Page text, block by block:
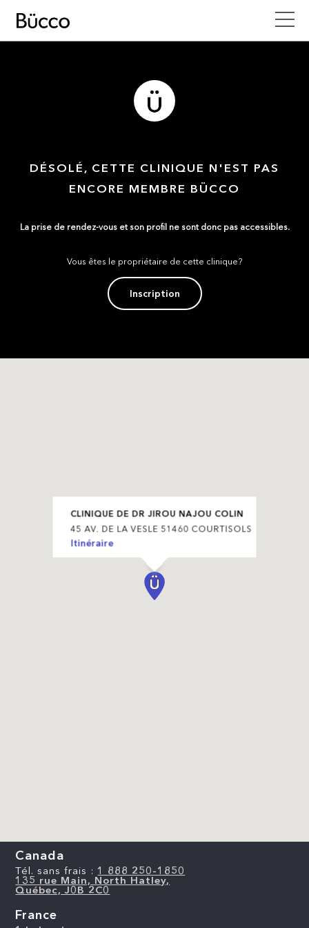
DÉSOLÉ, CETTE CLINIQUE N'EST PAS
ENCORE MEMBRE BÜCCO
La prise de rendez-vous et son profil ne sont donc pas accessibles.
Vous êtes le propriétaire de cette clinique?
Inscription
CLINIQUE DE DR JIROU NAJOU COLIN
45 AV. DE LA VESLE 51460 COURTISOLS
Itinéraire
Canada
Tél. sans frais : 1 888 250-1850
135 rue Main, North Hatley,
Québec, J0B 2C0
France